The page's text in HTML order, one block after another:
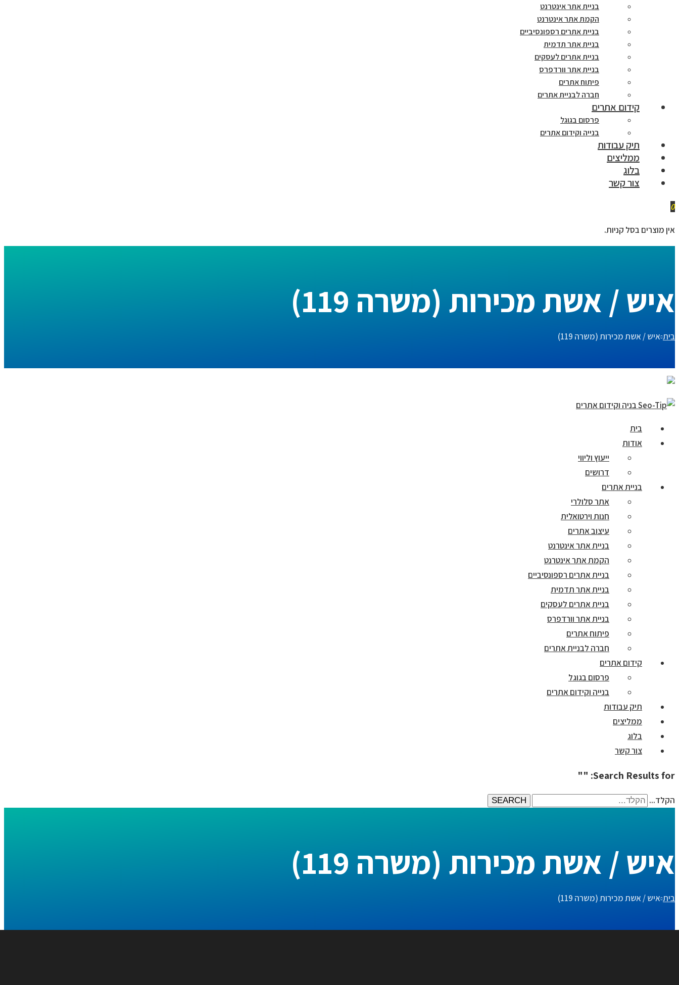
בניית אתר אינטרנט
הקמת אתר אינטרנט
בניית אתרים רספונסיביים
בניית אתר תדמית
בניית אתרים לעסקים
בניית אתר וורדפרס
פיתוח אתרים
חברה לבניית אתרים
קידום אתרים
פרסום בגוגל
בנייה וקידום אתרים
תיק עבודות
ממליצים
בלוג
צור קשר
0
אין מוצרים בסל קניות.
איש / אשת מכירות (משרה 119)
בית איש / אשת מכירות (משרה 119)
בית
אודות
ייעוץ וליווי
דרושים
בניית אתרים
אתר סלולרי
חנות וירטואלית
עיצוב אתרים
בניית אתר אינטרנט
הקמת אתר אינטרנט
בניית אתרים רספונסיביים
בניית אתר תדמית
בניית אתרים לעסקים
בניית אתר וורדפרס
פיתוח אתרים
חברה לבניית אתרים
קידום אתרים
פרסום בגוגל
בנייה וקידום אתרים
תיק עבודות
ממליצים
בלוג
צור קשר
Search Results for: ""
הקלד... SEARCH
איש / אשת מכירות (משרה 119)
בית איש / אשת מכירות (משרה 119)